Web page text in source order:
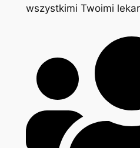
wszystkimi Twoimi